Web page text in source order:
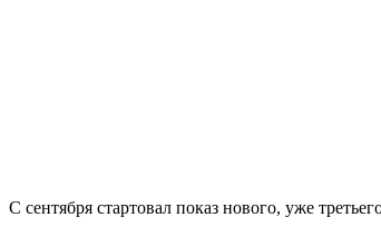
С сентября стартовал показ нового, уже